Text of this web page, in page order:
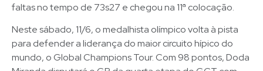
faltas no tempo de 73s27 e chegou na 11ª colocação.
Neste sábado, 11/6, o medalhista olímpico volta à pista
para defender a liderança do maior circuito hípico do
mundo, o Global Champions Tour. Com 98 pontos, Doda